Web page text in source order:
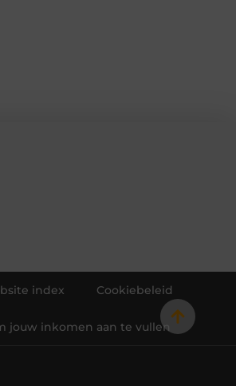
index Cookiebeleid
jouw inkomen aan te vullen